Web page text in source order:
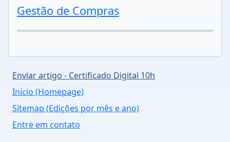
Gestão de Compras
Enviar artigo - Certificado Digital 10h
Início (Homepage)
Sitemap (Edições por mês e ano)
Entre em contato